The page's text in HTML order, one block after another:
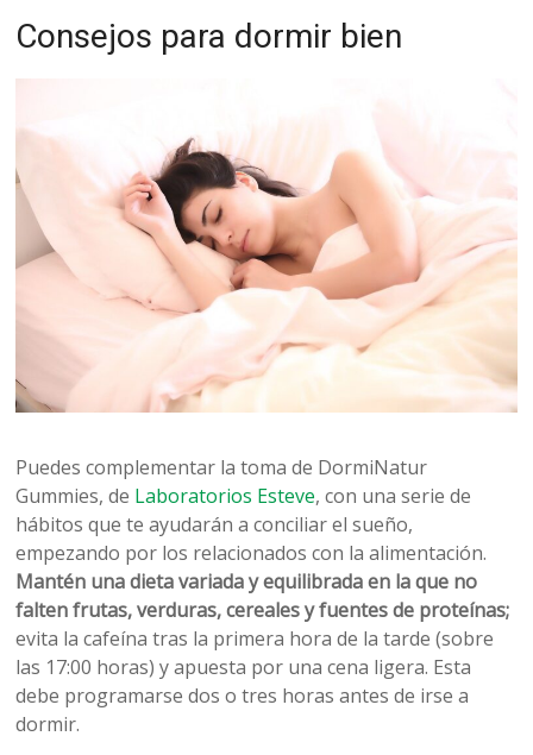
Consejos para dormir bien
Puedes complementar la toma de DormiNatur
Gummies, de Laboratorios Esteve, con una serie de
hábitos que te ayudarán a conciliar el sueño,
empezando por los relacionados con la alimentación.
Mantén una dieta variada y equilibrada en la que no
falten frutas, verduras, cereales y fuentes de proteínas;
evita la cafeína tras la primera hora de la tarde (sobre
las 17:00 horas) y apuesta por una cena ligera. Esta
debe programarse dos o tres horas antes de irse a
dormir.